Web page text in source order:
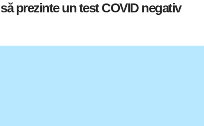
prezinte un test COVID negativ